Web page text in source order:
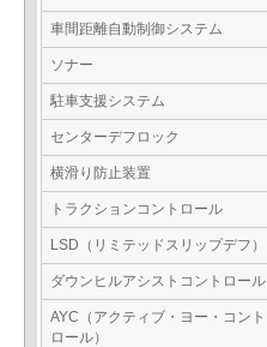
車間距離自動制御システム
ソナー
駐車支援システム
センターデフロック
横滑り防止装置
トラクションコントロール
LSD（リミテッドスリップデフ）
ダウンヒルアシストコントロール
AYC（アクティブ・ヨー・コント
ロール）